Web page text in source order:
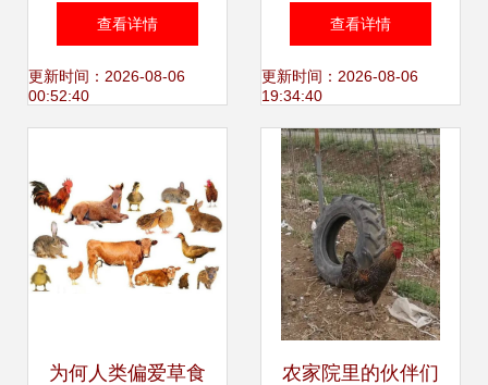
畜的工艺之美 从田
野牧场到艺术殿堂
查看详情
更新时间：2026-08-06
00:52:40
家畜中的自然之美
查看详情
更新时间：2026-08-06
19:34:40
为何人类偏爱草食 农家院里的伙伴们